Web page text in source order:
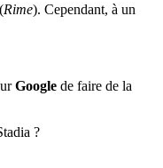
(Rime). Cependant, à un
Google de faire de la
?